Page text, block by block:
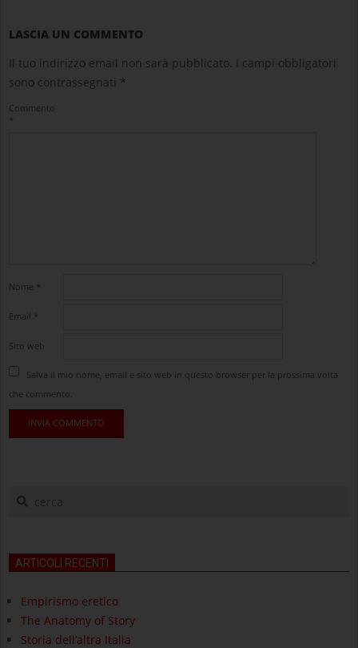
LASCIA UN COMMENTO
Il tuo indirizzo email non sarà pubblicato.
I campi obbligatori
sono contrassegnati *
Commento
*
Nome *
Email *
Sito web
Salva il mio nome, email e sito web in questo browser per la prossima volta
che commento.
cerca
ARTICOLI RECENTI
Empirismo eretico
The Anatomy of Story
Storia dell’altra Italia